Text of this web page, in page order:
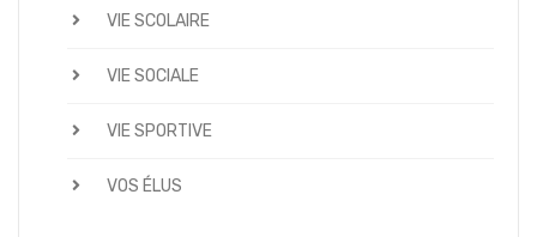
VIE SCOLAIRE
VIE SOCIALE
VIE SPORTIVE
VOS ÉLUS